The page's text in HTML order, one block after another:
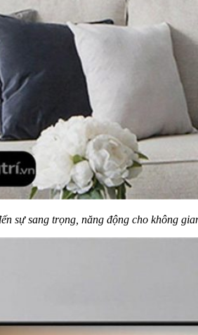
sự sang trọng, năng động cho không